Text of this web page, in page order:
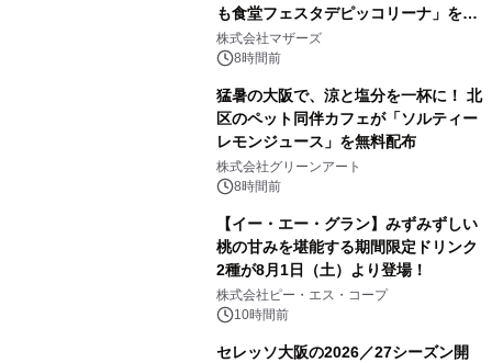
も食堂フェスタデピッコリーナ」を9
月5日(土)開催
株式会社マザーズ
8時間前
猛暑の大阪で、涼と塩分を一杯に！ 北
区のペット同伴カフェが「ソルティー
レモンジュース」を無料配布
株式会社グリーンアート
8時間前
【イー・エー・グラン】みずみずしい
桃の甘みを堪能する期間限定ドリンク
2種が8月1日（土）より登場！
株式会社ピー・エス・コープ
10時間前
セレッソ大阪の2026／27シーズン開